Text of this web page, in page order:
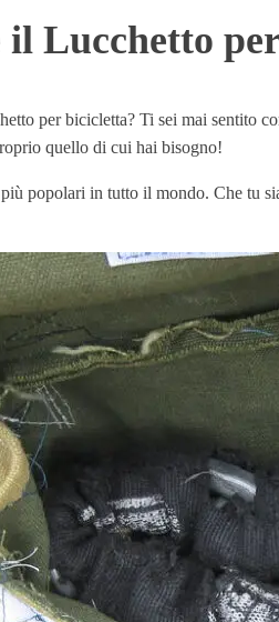
il Lucchetto
per bicicletta? Ti sei mai sentito
quello di cui hai bisogno!
popolari in tutto il mondo. Che tu